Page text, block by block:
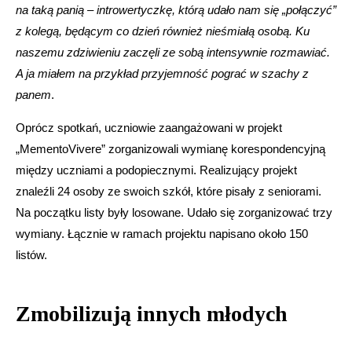
na taką panią – introwertyczkę, którą udało nam się „połączyć”
z kolegą, będącym co dzień również nieśmiałą osobą. Ku
naszemu zdziwieniu zaczęli ze sobą intensywnie rozmawiać.
A ja miałem na przykład przyjemność pograć w szachy z
panem.
Oprócz spotkań, uczniowie zaangażowani w projekt
„MementoVivere” zorganizowali wymianę korespondencyjną
między uczniami a podopiecznymi. Realizujący projekt
znaleźli 24 osoby ze swoich szkół, które pisały z seniorami.
Na początku listy były losowane. Udało się zorganizować trzy
wymiany. Łącznie w ramach projektu napisano około 150
listów.
Zmobilizują innych młodych